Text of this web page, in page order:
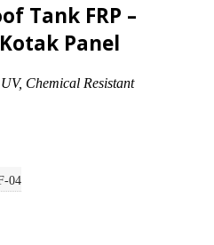
Tank FRP –
Panel
Chemical Resistant
04